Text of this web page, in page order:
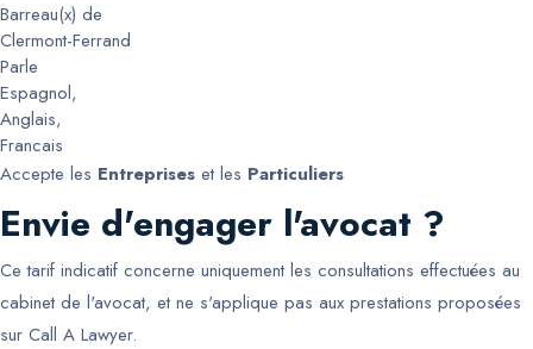
Barreau(x) de
Clermont-Ferrand
Parle
Espagnol,
Anglais,
Francais
Accepte les Entreprises et les Particuliers
Envie d'engager l'avocat ?
Ce tarif indicatif concerne uniquement les consultations effectuées au
cabinet de l'avocat, et ne s'applique pas aux prestations proposées
sur Call A Lawyer.